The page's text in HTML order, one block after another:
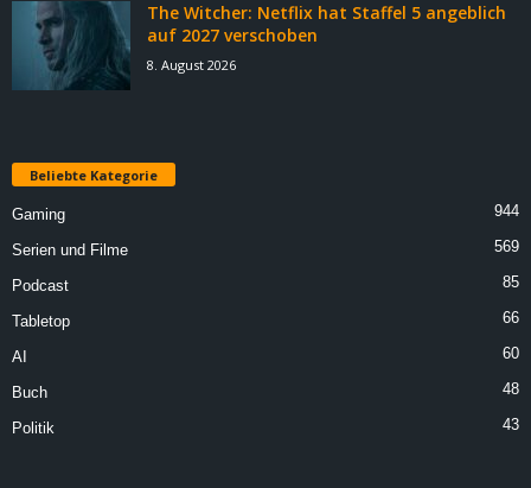
The Witcher: Netflix hat Staffel 5 angeblich
auf 2027 verschoben
8. August 2026
Beliebte Kategorie
Gaming 944
Serien und Filme 569
Podcast 85
Tabletop 66
AI 60
Buch 48
Politik 43